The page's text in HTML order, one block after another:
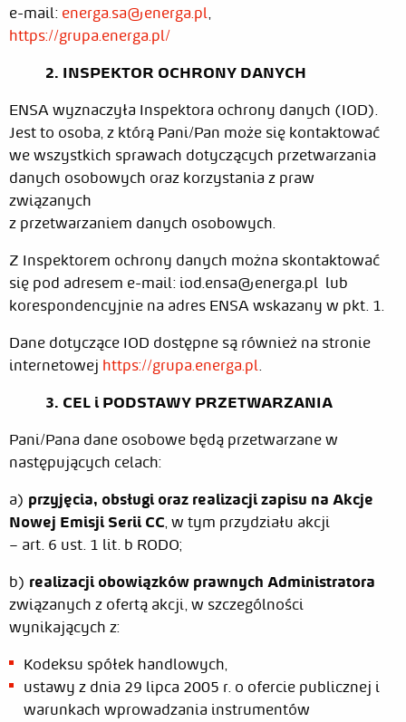
e-mail: energa.sa@energa.pl,
https://grupa.energa.pl/
2. INSPEKTOR OCHRONY DANYCH
ENSA wyznaczyła Inspektora ochrony danych (IOD).
Jest to osoba, z którą Pani/Pan może się kontaktować
we wszystkich sprawach dotyczących przetwarzania
danych osobowych oraz korzystania z praw
związanych
z przetwarzaniem danych osobowych.
Z Inspektorem ochrony danych można skontaktować
się pod adresem e-mail: iod.ensa@energa.pl lub
korespondencyjnie na adres ENSA wskazany w pkt. 1.
Dane dotyczące IOD dostępne są również na stronie
internetowej https://grupa.energa.pl.
3. CEL i PODSTAWY PRZETWARZANIA
Pani/Pana dane osobowe będą przetwarzane w
następujących celach:
a) przyjęcia, obsługi oraz realizacji zapisu na Akcje
Nowej Emisji Serii CC, w tym przydziału akcji
– art. 6 ust. 1 lit. b RODO;
b) realizacji obowiązków prawnych Administratora
związanych z ofertą akcji, w szczególności
wynikających z:
Kodeksu spółek handlowych,
ustawy z dnia 29 lipca 2005 r. o ofercie publicznej i
warunkach wprowadzania instrumentów